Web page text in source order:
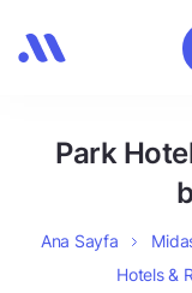
Park
Ana Sayfa
Hotels &